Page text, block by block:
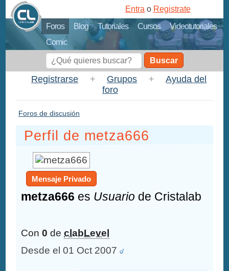
Foros Blog Tutoriales Cursos
Videotutoriales
Comic
Entra o Registrate
Buscar
Registrarse + Grupos +
Ayuda del
foro
Foros de discusión
Perfil de metza666
Mensaje Privado
metza666 es Usuario de Cristalab
Con0 declabLevel
Desde el 01 Oct 2007